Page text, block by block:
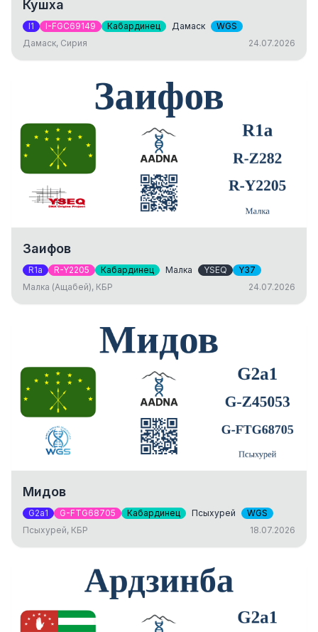
Кушха
I1 I-FGC69149 Кабардинец Дамаск
WGS
Дамаск, Сирия
24.07.2026
Заифов
R1a R-Y2205 Кабардинец Малка YSEQ
Y37
Малка (Ащабей), КБР
24.07.2026
Мидов
G2a1 G-FTG68705 Кабардинец Псыхурей
WGS
Псыхурей, КБР
18.07.2026